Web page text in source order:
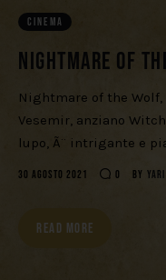
CINEMA
Nightmare of
Nightmare of the
Vesemir, anziano
lupo, Ã¨ intrigante e
30 AGOSTO 2021 0 BY
READ MORE